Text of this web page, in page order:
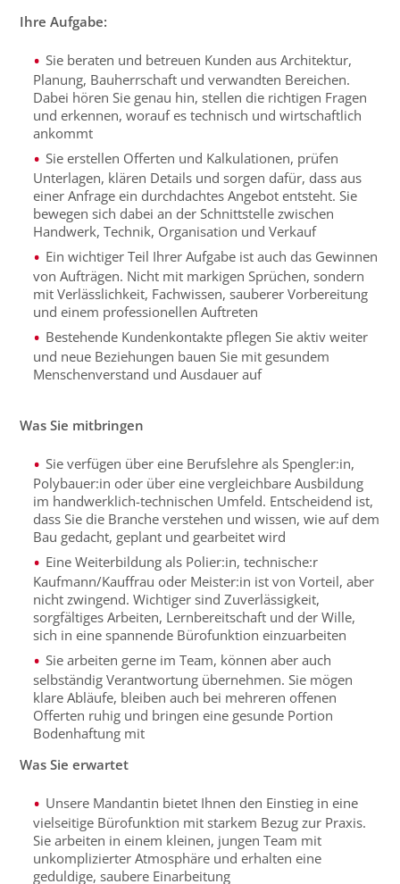
Ihre Aufgabe:
Sie beraten und betreuen Kunden aus Architektur,
Planung, Bauherrschaft und verwandten Bereichen.
Dabei hören Sie genau hin, stellen die richtigen Fragen
und erkennen, worauf es technisch und wirtschaftlich
ankommt
Sie erstellen Offerten und Kalkulationen, prüfen
Unterlagen, klären Details und sorgen dafür, dass aus
einer Anfrage ein durchdachtes Angebot entsteht. Sie
bewegen sich dabei an der Schnittstelle zwischen
Handwerk, Technik, Organisation und Verkauf
Ein wichtiger Teil Ihrer Aufgabe ist auch das Gewinnen
von Aufträgen. Nicht mit markigen Sprüchen, sondern
mit Verlässlichkeit, Fachwissen, sauberer Vorbereitung
und einem professionellen Auftreten
Bestehende Kundenkontakte pflegen Sie aktiv weiter
und neue Beziehungen bauen Sie mit gesundem
Menschenverstand und Ausdauer auf
Was Sie mitbringen
Sie verfügen über eine Berufslehre als Spengler:in,
Polybauer:in oder über eine vergleichbare Ausbildung
im handwerklich-technischen Umfeld. Entscheidend ist,
dass Sie die Branche verstehen und wissen, wie auf dem
Bau gedacht, geplant und gearbeitet wird
Eine Weiterbildung als Polier:in, technische:r
Kaufmann/Kauffrau oder Meister:in ist von Vorteil, aber
nicht zwingend. Wichtiger sind Zuverlässigkeit,
sorgfältiges Arbeiten, Lernbereitschaft und der Wille,
sich in eine spannende Bürofunktion einzuarbeiten
Sie arbeiten gerne im Team, können aber auch
selbständig Verantwortung übernehmen. Sie mögen
klare Abläufe, bleiben auch bei mehreren offenen
Offerten ruhig und bringen eine gesunde Portion
Bodenhaftung mit
Was Sie erwartet
Unsere Mandantin bietet Ihnen den Einstieg in eine
vielseitige Bürofunktion mit starkem Bezug zur Praxis.
Sie arbeiten in einem kleinen, jungen Team mit
unkomplizierter Atmosphäre und erhalten eine
geduldige, saubere Einarbeitung